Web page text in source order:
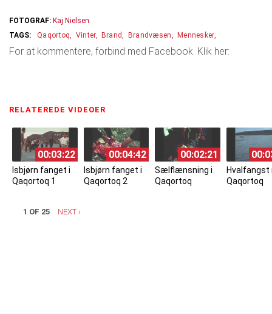
FOTOGRAF: Kaj Nielsen
Qaqortoq
Vinter Brand Brandvæsen Mennesker
For at kommentere, forbind med Facebook. Klik her:
RELATEREDE VIDEOER
00:03:22
Isbjørn fanget i
Qaqortoq 1
00:04:42
Isbjørn fanget i
Qaqortoq 2
00:02:21
Sælflænsning i
Qaqortoq
Qaqortoq
1 OF 25 NEXT ›